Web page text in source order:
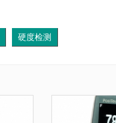
硬度检测